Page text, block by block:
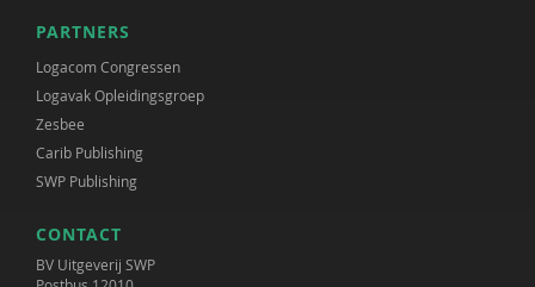
PARTNERS
Logacom Congressen
Logavak Opleidingsgroep
Zesbee
Carib Publishing
SWP Publishing
CONTACT
BV Uitgeverij SWP